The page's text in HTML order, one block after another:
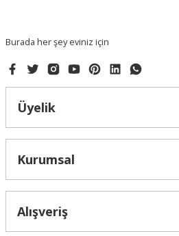
Burada her şey eviniz için
Üyelik
Kurumsal
Alışveriş